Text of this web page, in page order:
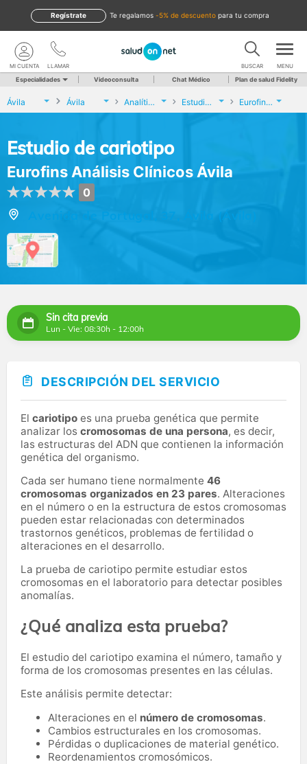
te regalamos -5% de descuento para tu compra
Regístrate
LLAMAR
MI CUENTA BUSCAR MENU
Especialidades Videoconsulta Chat Médico Plan de salud Fidelity
Ávila Ávila Analíticas y Genética Estudio de cariotipo Eurofins Análisis Clínicos Ávila
Estudio de cariotipo
Eurofins Análisis Clínicos Ávila
0
Avenida de Portugal, 37, Ávila (Ávila)
Sin cita previa
Lun - Vie: 08:30h - 12:00h
DESCRIPCIÓN DEL SERVICIO
El cariotipo es una prueba genética que permite
analizar los cromosomas de una persona, es decir,
las estructuras del ADN que contienen la información
genética del organismo.
Cada ser humano tiene normalmente 46
cromosomas organizados en 23 pares. Alteraciones
en el número o en la estructura de estos cromosomas
pueden estar relacionadas con determinados
trastornos genéticos, problemas de fertilidad o
alteraciones en el desarrollo.
La prueba de cariotipo permite estudiar estos
cromosomas en el laboratorio para detectar posibles
anomalías.
¿Qué analiza esta prueba?
El estudio del cariotipo examina el número, tamaño y
forma de los cromosomas presentes en las células.
Este análisis permite detectar:
Alteraciones en el número de cromosomas.
Cambios estructurales en los cromosomas.
Pérdidas o duplicaciones de material genético.
Reordenamientos cromosómicos.